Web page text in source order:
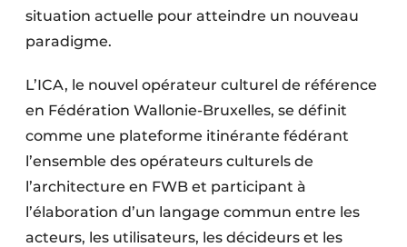
situation actuelle pour atteindre un nouveau
paradigme.
L’ICA, le nouvel opérateur culturel de référence
en Fédération Wallonie-Bruxelles, se définit
comme une plateforme itinérante fédérant
l’ensemble des opérateurs culturels de
l’architecture en FWB et participant à
l’élaboration d’un langage commun entre les
acteurs, les utilisateurs, les décideurs et les